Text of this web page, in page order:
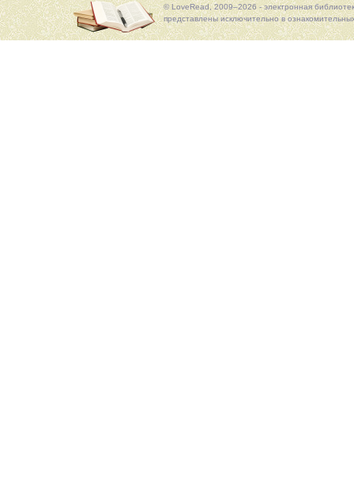
© LoveRead, 2009–2026 - электронная
представлены исключительно в